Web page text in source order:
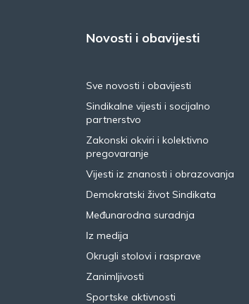
Novosti i obavijesti
Sve novosti i obavijesti
Sindikalne vijesti i socijalno
partnerstvo
Zakonski okviri i kolektivno
pregovaranje
Vijesti iz znanosti i obrazovanja
Demokratski život Sindikata
Međunarodna suradnja
Iz medija
Okrugli stolovi i rasprave
Zanimljivosti
Sportske aktivnosti